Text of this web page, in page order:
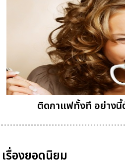
ติดกาแฟทั้งที อย่าง
เรื่องยอดนิยม